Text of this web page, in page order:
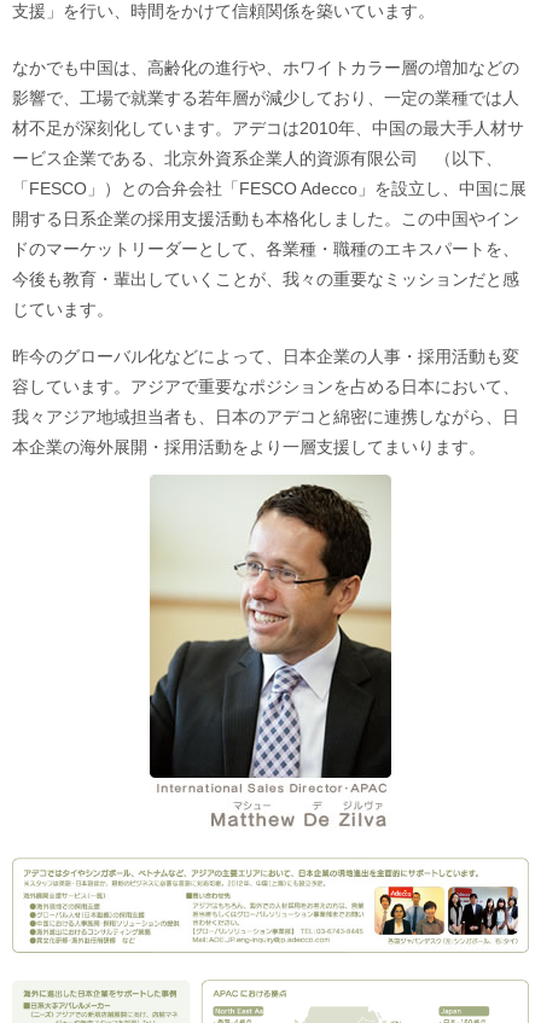
支援」を行い、時間をかけて信頼関係を築いています。
なかでも中国は、高齢化の進行や、ホワイトカラー層の増加などの
影響で、工場で就業する若年層が減少しており、一定の業種では人
材不足が深刻化しています。アデコは2010年、中国の最大手人材サ
ービス企業である、北京外資系企業人的資源有限公司 （以下、
「FESCO」）との合弁会社「FESCO Adecco」を設立し、中国に展
開する日系企業の採用支援活動も本格化しました。この中国やイン
ドのマーケットリーダーとして、各業種・職種のエキスパートを、
今後も教育・輩出していくことが、我々の重要なミッションだと感
じています。
昨今のグローバル化などによって、日本企業の人事・採用活動も変
容しています。アジアで重要なポジションを占める日本において、
我々アジア地域担当者も、日本のアデコと綿密に連携しながら、日
本企業の海外展開・採用活動をより一層支援してまいります。